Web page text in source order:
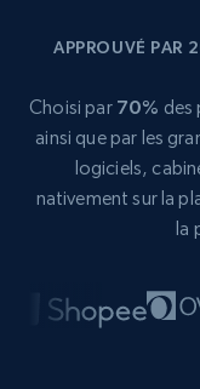
APPROUVÉ PAR
Choisi par 70% des
ainsi que par les
logiciels,
nativement sur la
la